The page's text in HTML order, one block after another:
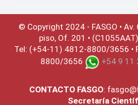
© Copyright 2024 - FASGO • Av.
piso, Of. 201 • (C1055AAT)
Tel: (+54-11) 4812-8800/3656 •
8800/3656
+54 9 11
CONTACTO FASGO:
Secretaría